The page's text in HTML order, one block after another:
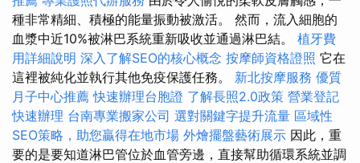
種非常精細、積極的能量振動被激活。 然而，流入細胞的
血漿中近10%被淋巴系統重新吸收並通過淋巴結。 植牙費
用詳細說明 深入了解SEO的核心概念 按摩師資格證照 它在
這裡被純化並執行其他免疫保護任務。 新北按摩服務 優質
月子中心推薦 快速辦理台胞證 了解長照2.0政策 營業登記
快速辦理 台南專業搬家公司 選對關鍵字提升流量 區域性
SEO策略，助您贏得在地市場 外燴擺盤藝術展示 因此，重
要的是要知道淋巴管位於血管旁邊，直接幫助循環系統並調